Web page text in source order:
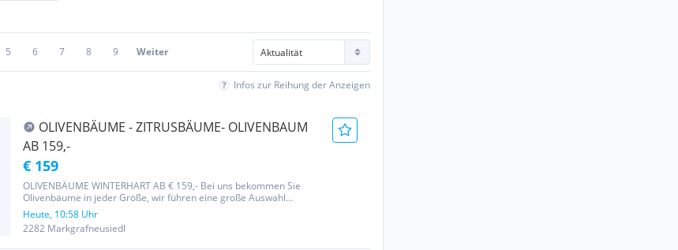
5 6 7 8 9 Weiter
Infos zur Reihung der Anzeigen
OLIVENBÄUME - ZITRUSBÄUME- OLIVENBAUM
AB 159,-
€ 159
OLIVENBÄUME WINTERHART AB € 159,- Bei uns bekommen Sie
Olivenbäume in jeder Größe, wir führen eine große Auswahl
verschiedenster Sorten . Selbstabholung, sowie Zustellung und
Transport, bzw. Organisation eines Krans etc. ist unser Service.
Gerne beraten...
Heute, 10:58 Uhr
2282 Markgrafneusiedl